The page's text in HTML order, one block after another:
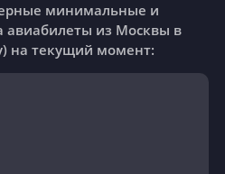
минимальные и
из Москвы в
на текущий момент: